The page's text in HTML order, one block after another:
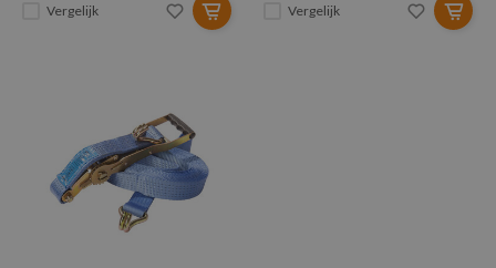
Vergelijk Vergelijk